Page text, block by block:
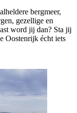
bergmeer,
gezellige en
word jij dan? Sta jij
Oostenrijk écht iets